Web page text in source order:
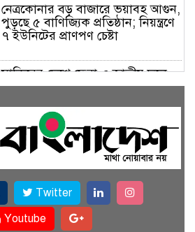
নেত্রকোনার বড় বাজারে ভয়াবহ আগুন,
পুড়ছে ৫ বাণিজ্যিক প্রতিষ্ঠান; নিয়ন্ত্রণে
৭ ইউনিটের প্রাণপণ চেষ্টা
সাকিবের দেশে ফেরা ও জাতীয় দলে
ফেরার সম্ভাবনা নেই, ইঙ্গিত ক্রীড়া
ফেসবুকে যুক্ত হলো বিকাশ, সহজ
হলো ডিজিটাল পেমেন্ট
বৃষ্টি উপেক্ষা করে ‘জুলাই গণঅভ্যুত্থান
স্মৃতি জাদুঘরে’ দর্শনার্থীদের ঢল
Twitter
Youtube